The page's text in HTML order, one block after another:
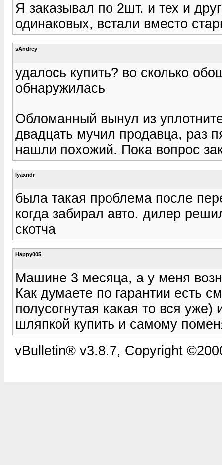
Я заказывал по 2шт. и тех и
одинаковых, встали вместо
sAndrey
удалось купить? во сколько
обнаружилась
Обломанный вынул из
двадцать мучил продавца, раз
нашли похожий. Пока вопрос
lyaxndr
была такая проблема после
когда забирал авто. дилер
скотча
Happy005
Машине 3 месяца, а у меня
Как думаете по гарантии есть
полусогнутая какая то вся
шляпкой купить и самому
vBulletin® v3.8.7, Copyright